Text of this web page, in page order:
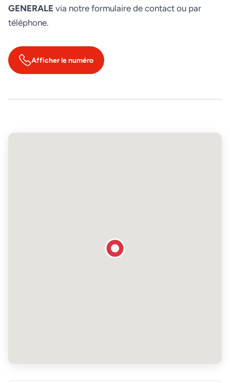
GENERALE via notre formulaire de contact ou par
téléphone.
Afficher le numéro